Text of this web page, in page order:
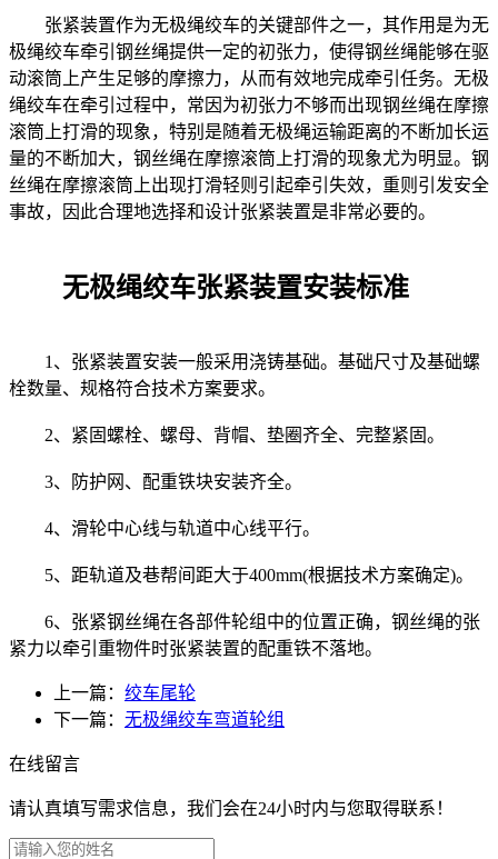
张紧装置作为无极绳绞车的关键部件之一，其作用是为无
极绳绞车牵引钢丝绳提供一定的初张力，使得钢丝绳能够在驱
动滚筒上产生足够的摩擦力，从而有效地完成牵引任务。无极
绳绞车在牵引过程中，常因为初张力不够而出现钢丝绳在摩擦
滚筒上打滑的现象，特别是随着无极绳运输距离的不断加长运
量的不断加大，钢丝绳在摩擦滚筒上打滑的现象尤为明显。钢
丝绳在摩擦滚筒上出现打滑轻则引起牵引失效，重则引发安全
事故，因此合理地选择和设计张紧装置是非常必要的。
无极绳绞车张紧装置安装标准
1、张紧装置安装一般采用浇铸基础。基础尺寸及基础螺
栓数量、规格符合技术方案要求。
2、紧固螺栓、螺母、背帽、垫圈齐全、完整紧固。
3、防护网、配重铁块安装齐全。
4、滑轮中心线与轨道中心线平行。
5、距轨道及巷帮间距大于400mm(根据技术方案确定)。
6、张紧钢丝绳在各部件轮组中的位置正确，钢丝绳的张
紧力以牵引重物件时张紧装置的配重铁不落地。
上一篇： 绞车尾轮
下一篇： 无极绳绞车弯道轮组
在线留言
请认真填写需求信息，我们会在24小时内与您取得联系！